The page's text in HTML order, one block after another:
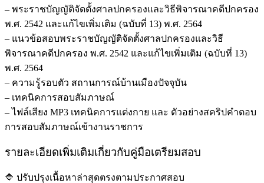
– พระราชบัญญัติจัดตั้งศาลปกครองและวิธีพิจารณาคดีปกครอง
พ.ศ. 2542 และแก้ไขเพิ่มเติม (ฉบับที่ 13) พ.ศ. 2564
– แนวข้อสอบพระราชบัญญัติจัดตั้งศาลปกครองและวิธี
พิจารณาคดีปกครอง พ.ศ. 2542 และแก้ไขเพิ่มเติม (ฉบับที่ 13)
พ.ศ. 2564
– ความรู้รอบตัว สถานการณ์บ้านเมืองปัจจุบัน
– เทคนิคการสอบสัมภาษณ์
– ไฟล์เสียง MP3 เทคนิคการแต่งกาย และ ตัวอย่างสคริปคำตอบ
การสอบสัมภาษณ์เข้างานราชการ
รายละเอียดเพิ่มเติมเกี่ยวกับคู่มือเตรียมสอบ
🔷 ปรับปรุงเนื้อหาล่าสุดตรงตามประกาศสอบ